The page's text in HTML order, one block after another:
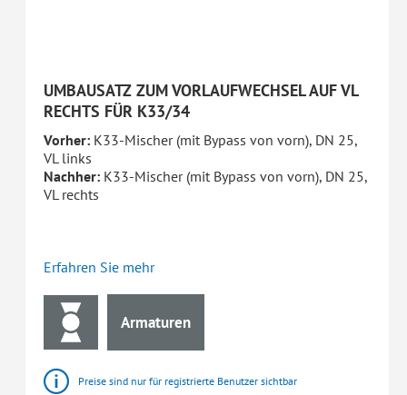
UMBAUSATZ ZUM VORLAUFWECHSEL AUF VL
RECHTS FÜR K33/34
Vorher: K33-Mischer (mit Bypass von vorn), DN 25,
VL links
Nachher: K33-Mischer (mit Bypass von vorn), DN 25,
VL rechts
Erfahren Sie mehr
Armaturen
Preise sind nur für registrierte Benutzer sichtbar